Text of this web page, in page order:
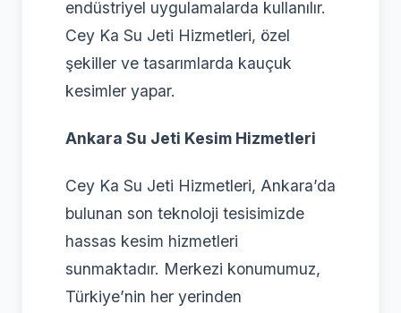
endüstriyel uygulamalarda kullanılır.
Cey Ka Su Jeti Hizmetleri, özel
şekiller ve tasarımlarda kauçuk
kesimler yapar.
Ankara Su Jeti Kesim Hizmetleri
Cey Ka Su Jeti Hizmetleri, Ankara’da
bulunan son teknoloji tesisimizde
hassas kesim hizmetleri
sunmaktadır. Merkezi konumumuz,
Türkiye’nin her yerinden